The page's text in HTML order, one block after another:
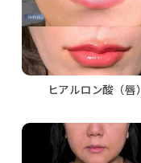
ヒアルロン酸（唇）